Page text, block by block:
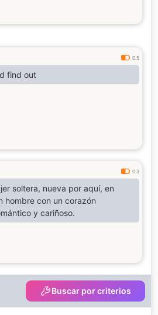
0.5
find out
0.3
soltera, nueva por aquí, en
hombre con un corazón
y cariñoso.
Buscar por criterios